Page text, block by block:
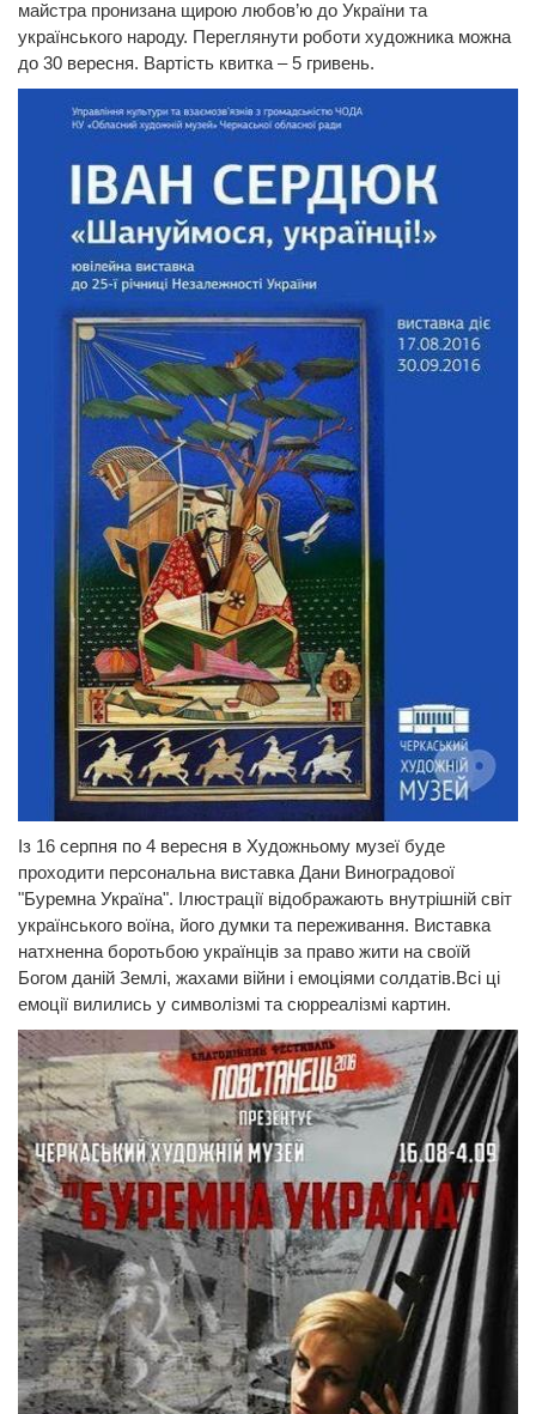
майстра пронизана щирою любов’ю до України та
українського народу. Переглянути роботи художника можна
до 30 вересня. Вартість квитка – 5 гривень.
Із 16 серпня по 4 вересня в Художньому музеї буде
проходити персональна виставка Дани Виноградової
"Буремна Україна". Ілюстрації відображають внутрішній світ
українського воїна, його думки та переживання. Виставка
натхненна боротьбою українців за право жити на своїй
Богом даній Землі, жахами війни і емоціями солдатів.Всі ці
емоції вилились у символізмі та сюрреалізмі картин.